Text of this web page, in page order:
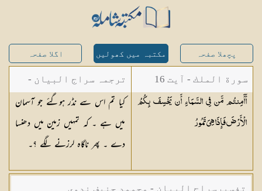
پچھلا صفحہ مکتبہ میں کھولیں اگلا صفحہ
سورة الملك - آیت 16
أَأَمِنتُم مَّن فِي السَّمَاءِ أَن يَخْسِفَ بِكُمُ
الْأَرْضَ فَإِذَا هِيَتَمُورُ
ترجمہ سراج البیان -
مستفاد از ترجمتین
شاہ عبدالقادر دھلوی/
کیا تم اس سے نڈر ہوگئے جو آسمان
میں ہے ۔ کہ تمہیں زمین میں دھنسا
دے ۔ پھر ناگاہ لرزنے لگے ؟۔
تفسیرسراج البیان - محممد حنیف ندوی